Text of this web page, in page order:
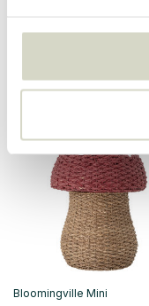
• En stock
Bloomingville Mini